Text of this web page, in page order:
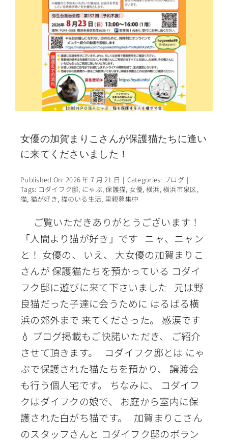
女優の加賀まりこさんが保護猫たちに逢い
に来てくださいました！
Published On: 2026 年 7 月 21 日 | Categories: ブログ |
Tags: コダイフク邸, にゃぶ,保護猫, 女優,横浜,横浜市泉区,
猫, 猫が好き, 猫のいる生活, 里親募集中
ご覧いただきありがとうございます！
「人間より猫が好き」です ニャ、ニャン
と！ 女優の、 いえ、 大女優の加賀まりこ
さんが 保護猫たちを預かっている コダイ
フク邸に遊びに来て下さいました 元は野
良猫だった子達に会うために はるばる横
浜の郊外まで 来てくださった。 感涙です
💧 ブログ掲載もご快諾いただき、 ご紹介
させて頂きます。 コダイフク邸とは にゃ
ぶで保護された猫たちを預かり、 譲渡会
も行う個人宅です。 ちなみに、 コダイフ
クはダイフクの娘で、 お庭から室内に保
護された白がち猫です。 加賀まりこさん
のスタッフさんと コダイフク邸のボラン